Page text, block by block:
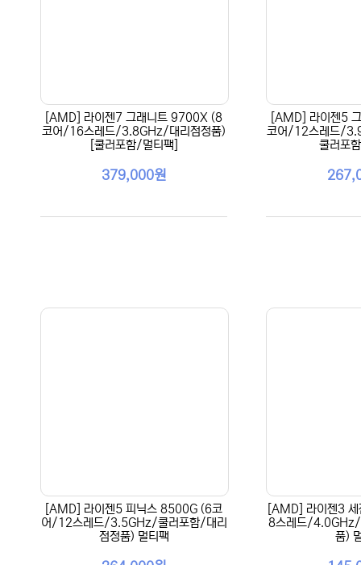
[AMD] 라이젠7 그래니트 9700X (8
코어/16스레드/3.8GHz/대리점정품)
[쿨러포함/멀티팩]
379,000원
[AMD] 라이젠5
코어/12스레드/
쿨러포
[AMD] 라이젠5 피닉스 8500G (6코
어/12스레드/3.5GHz/쿨러포함/대리
점정품) 멀티팩
[AMD] 라이젠3
8스레드/4.0GHz/
품)